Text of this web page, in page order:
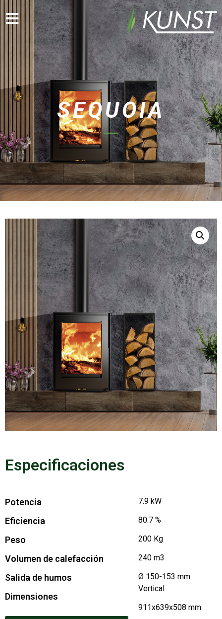
SEQUOIA
Especificaciones
Potencia
Eficiencia
Peso
Volumen de calefacción
Salida de humos
Dimensiones
7.9 kW
80.7 %
200 Kg
240 m3
Ø 150-153 mm
Vertical
911x639x508 mm